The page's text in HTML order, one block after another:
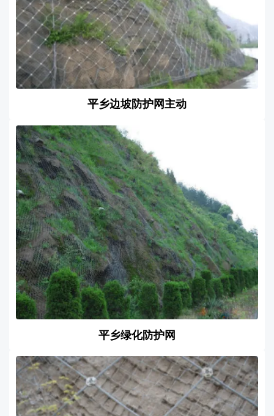
平乡边坡防护网主动
平乡绿化防护网